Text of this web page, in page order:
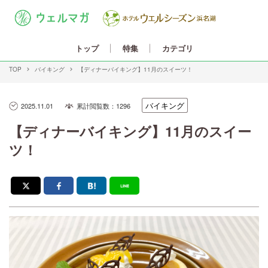
トップ 特集 カテゴリ
TOP バイキング 【ディナーバイキング】11月のスイーツ！
2025.11.01 累計閲覧数：1296 バイキング
【ディナーバイキング】11月のスイー
ツ！